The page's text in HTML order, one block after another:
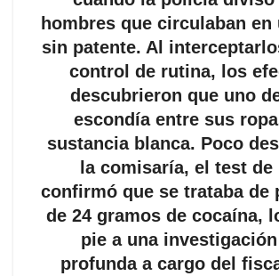
hombres que circulaban en
sin patente. Al
control de rutina, los
descubrieron que uno
escondía entre sus
sustancia blanca. Poco
la comisaría, el test de
confirmó que se trataba de
de 24 gramos de cocaína,
pie a una
profunda a cargo del